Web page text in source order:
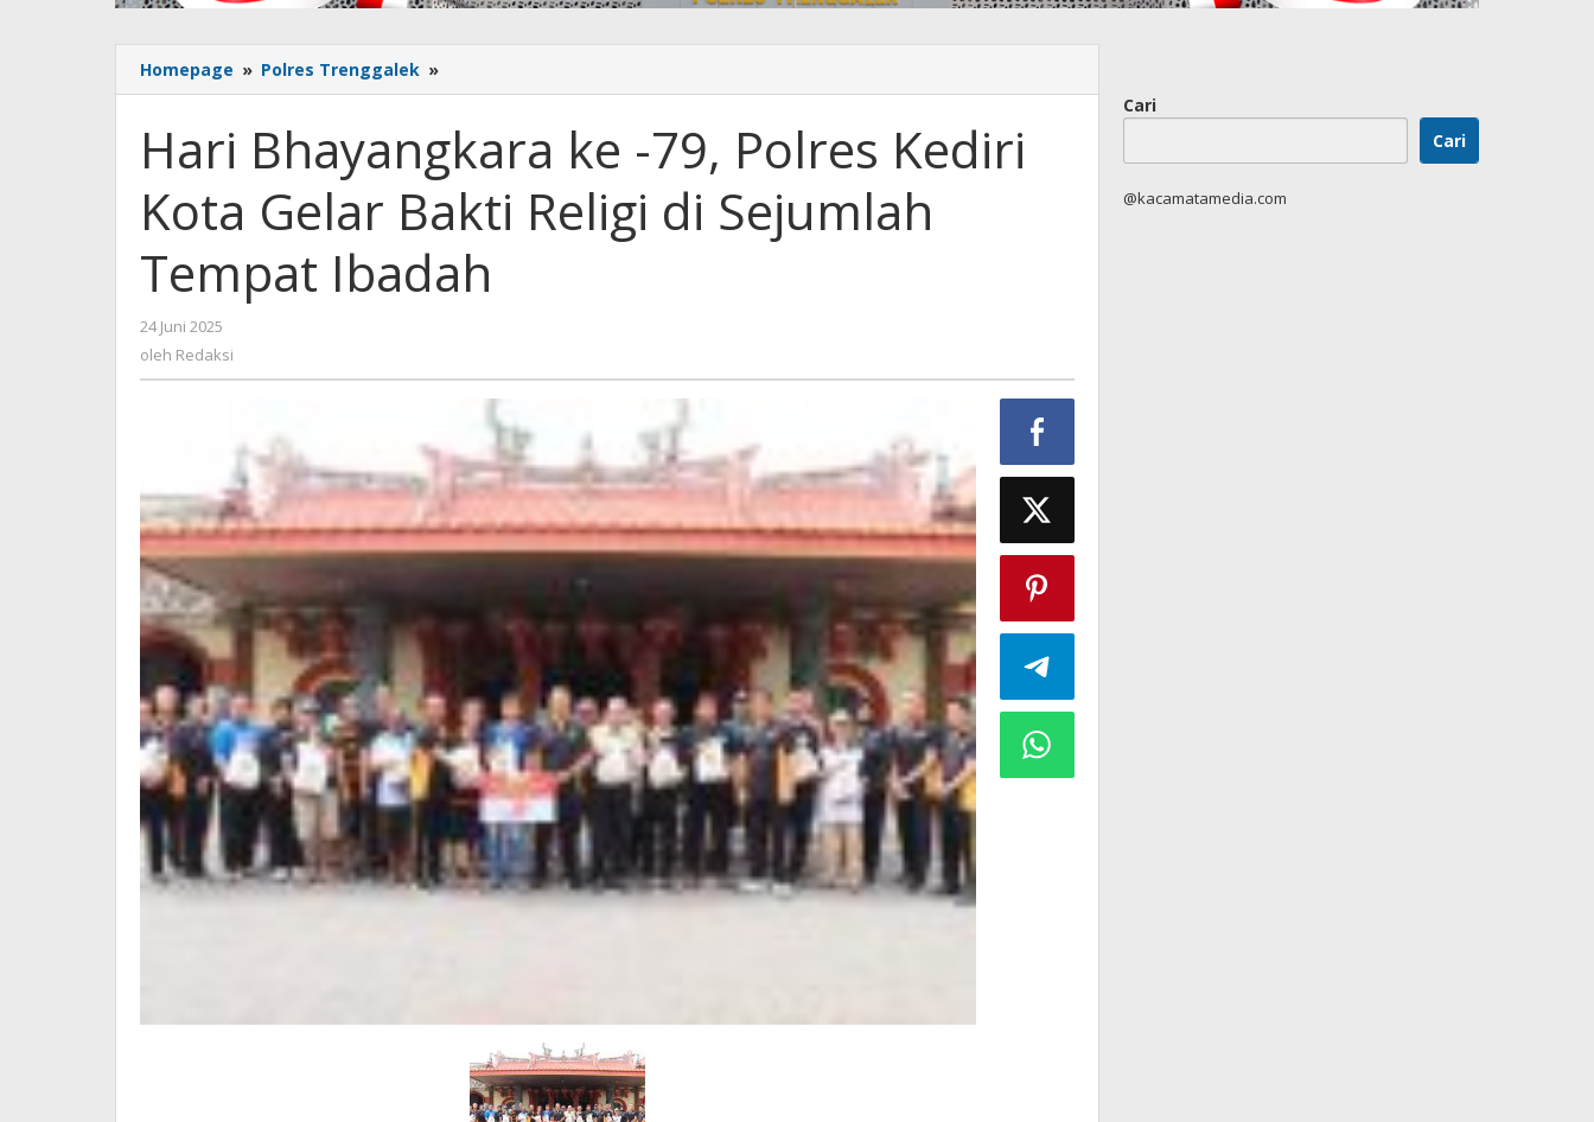
Homepage » Polres Trenggalek »
Bhayangkara
-79,
Polres
Kediri
Kota
Bakti
Religi
Hari Bhayangkara ke -79, Polres Kediri
Kota Gelar Bakti Religi di Sejumlah
Tempat Ibadah
24 Juni 2025
oleh Redaksi
Cari
Cari
@kacamatamedia.com